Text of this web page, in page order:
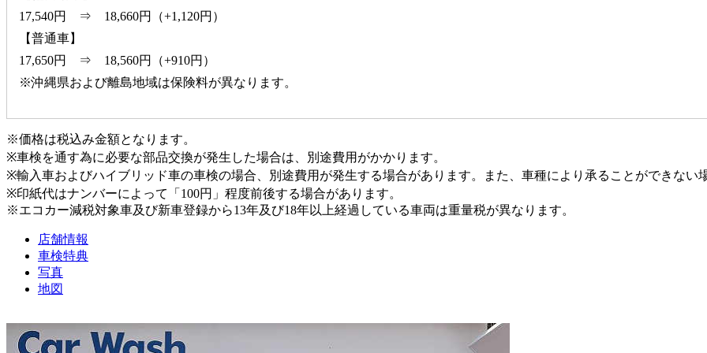
17,540円 ⇒ 18,660円（+1,120円）
【普通車】
17,650円 ⇒ 18,560円（+910円）
※沖縄県および離島地域は保険料が異なります。
※価格は税込み金額となります。
※車検を通す為に必要な部品交換が発生した場合は、別途費用がかかります。
※輸入車およびハイブリッド車の車検の場合、別途費用が発生する場合があります。また、車種により承ることができない
※印紙代はナンバーによって「100円」程度前後する場合があります。
※エコカー減税対象車及び新車登録から13年及び18年以上経過している車両は重量税が異なります。
店舗情報
車検特典
写真
地図